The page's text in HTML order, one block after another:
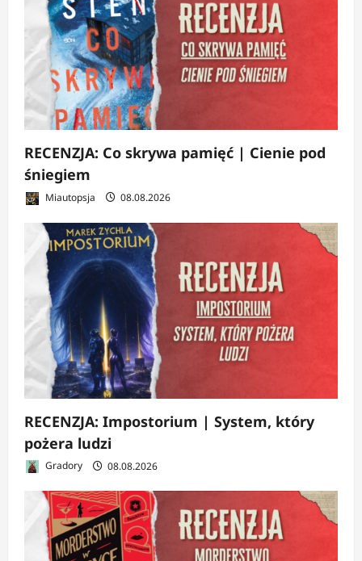
RECENZJA: Co skrywa pamięć | Cienie pod
śniegiem
Miautopsja 08.08.2026
RECENZJA: Impostorium | System, który
pożera ludzi
Gradory 08.08.2026